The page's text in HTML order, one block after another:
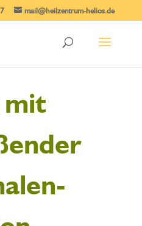
mail@heilzentrum-helios.de
mit